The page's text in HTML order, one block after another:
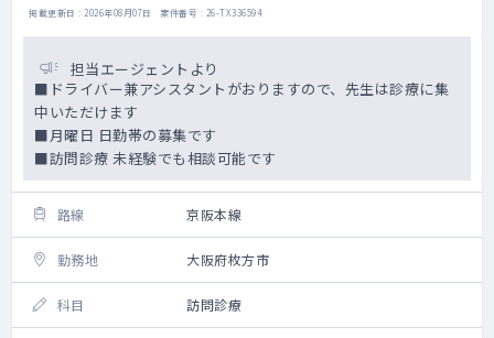
掲載更新日 : 2026年08月07日 案件番号 : 26-TX336594
担当エージェントより
■ドライバー兼アシスタントがおりますので、先生は診療に集
中いただけます
■月曜日 日勤帯の募集です
■訪問診療 未経験でも相談可能です
路線 京阪本線
勤務地 大阪府枚方市
科目 訪問診療